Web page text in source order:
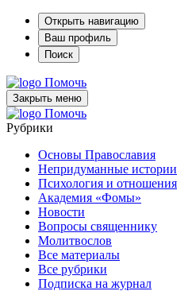
Открыть навигацию
Ваш профиль
Поиск
Помочь
Закрыть меню
Помочь
Рубрики
Основы Православия
Непридуманные истории
Психология и отношения
Академия «Фомы»
Новости
Вопросы священнику
Молитвослов
Все материалы
Все рубрики
Подписка на журнал